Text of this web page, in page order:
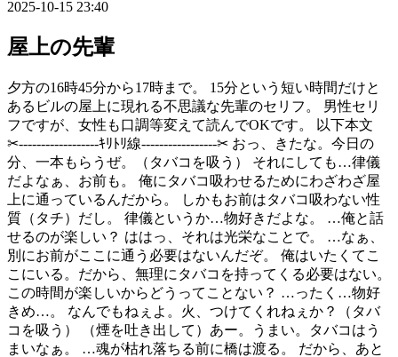
2025-10-15 23:40
屋上の先輩
夕方の16時45分から17時まで。 15分という短い時間だけと
あるビルの屋上に現れる不思議な先輩のセリフ。 男性セリ
フですが、女性も口調等変えて読んでOKです。 以下本文
✂︎‬------------------ｷﾘﾄﾘ線-----------------‪✂︎ おっ、きたな。今日の
分、一本もらうぜ。（タバコを吸う） それにしても…律儀
だよなぁ、お前も。 俺にタバコ吸わせるためにわざわざ屋
上に通っているんだから。 しかもお前はタバコ吸わない性
質（タチ）だし。 律儀というか…物好きだよな。 …俺と話
せるのが楽しい？ ははっ、それは光栄なことで。 …なぁ、
別にお前がここに通う必要はないんだぞ。 俺はいたくてこ
こにいる。だから、無理にタバコを持ってくる必要はない。
この時間が楽しいからどうってことない？ …ったく…物好
きめ…。 なんでもねぇよ。火、つけてくれねぇか？（タバ
コを吸う） （煙を吐き出して）あー。うまい。タバコはう
まいなぁ。 …魂が枯れ落ちる前に橋は渡る。 だから、あと